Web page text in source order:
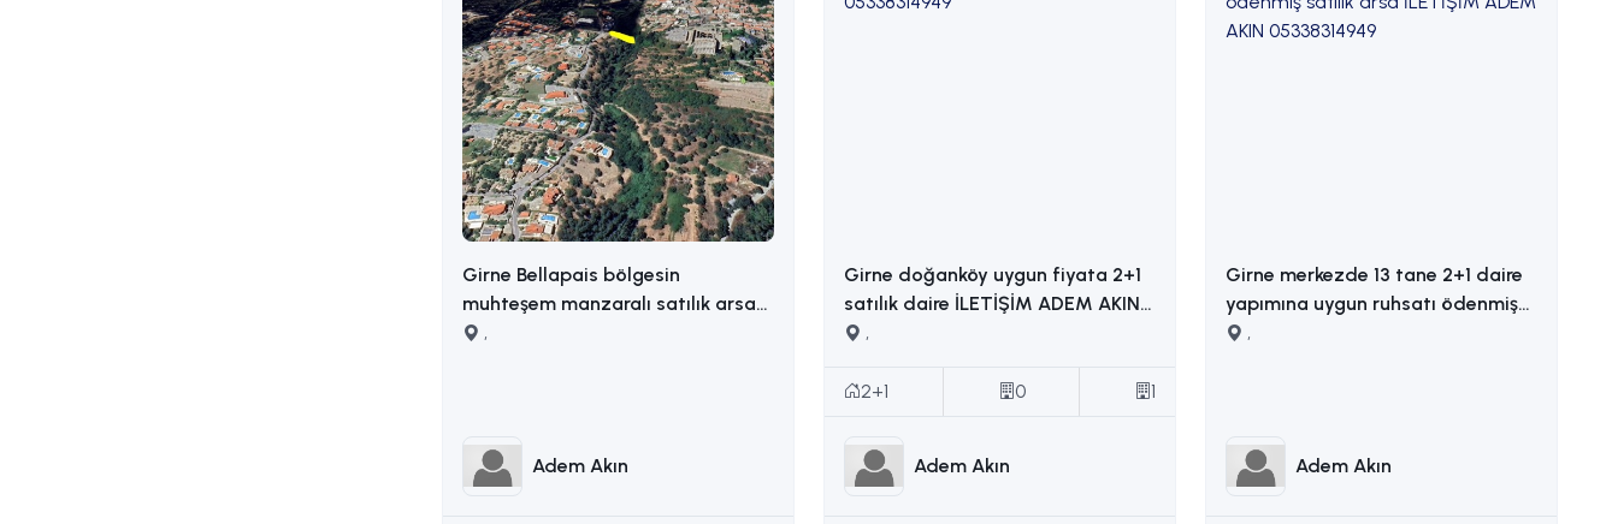
Girne Bellapais bölgesin
muhteşem manzaralı satılık arsa
,
Adem Akın
Girne doğanköy uygun fiyata 2+1
satılık daire İLETİŞİM ADEM AKIN :
05338314949
,
2+1 0 1
Adem Akın
Girne merkezde 13 tane 2+1 daire
yapımına uygun ruhsatı ödenmiş
satılık arsa İLETİŞİM ADEM AKIN
,
Adem Akın